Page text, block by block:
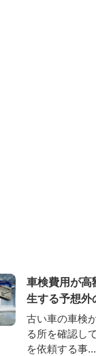
車検費用が高
生する予想外
古い車の車検
る所を確認し
を依頼する事...